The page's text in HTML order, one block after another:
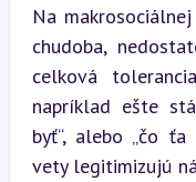
Na
chudoba,
celková
napríklad ešte
byť“, alebo „čo
vety legitimizujú